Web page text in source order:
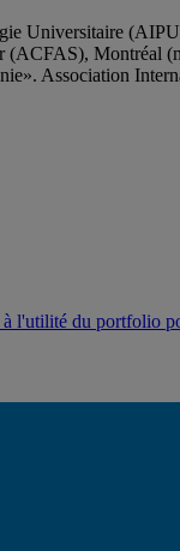
Universitaire
(ACFAS), Montréal
Association
l'utilité du portfolio